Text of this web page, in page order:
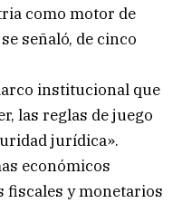
como motor de
señaló, de cinco
institucional que
las reglas de juego
jurídica».
económicos
fiscales y monetarios